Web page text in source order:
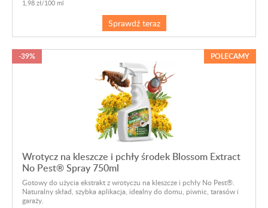
1,98 zł/100 ml
Sprawdź teraz
Wrotycz na kleszcze i pchły środek Blossom Extract
No Pest® Spray 750ml
-39% POLECAMY
Gotowy do użycia ekstrakt z wrotyczu na kleszcze i pchły No Pest®.
Naturalny skład, szybka aplikacja, idealny do domu, piwnic, tarasów i
garaży.